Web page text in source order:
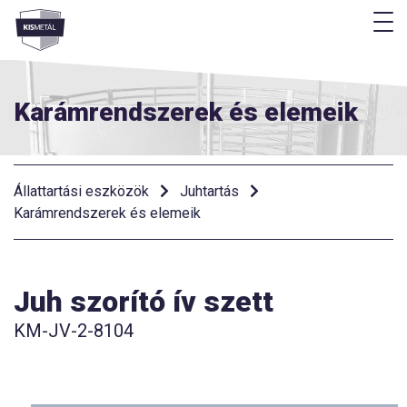
Menü
Karámrendszerek és elemeik
Állattartási eszközök
Juhtartás
Karámrendszerek és elemeik
Juh szorító ív szett
KM-JV-2-8104